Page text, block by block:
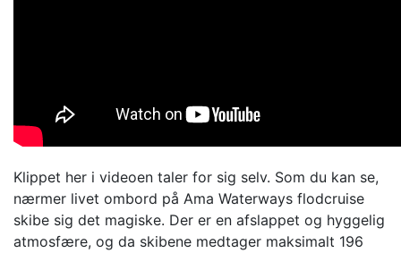
Klippet her i videoen taler for sig selv. Som du kan se,
nærmer livet ombord på Ama Waterways flodcruise
skibe sig det magiske. Der er en afslappet og hyggelig
atmosfære, og da skibene medtager maksimalt 196